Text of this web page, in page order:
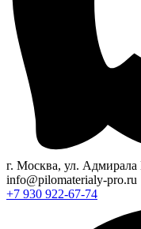
г. Москва, ул. Адмирала
info@pilomaterialy-pro.ru
+7 930 922-67-74